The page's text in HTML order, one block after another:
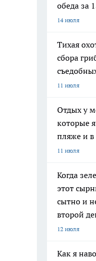
обеда за
14 июля
Тихая
сбора
11 июля
Отдых у
которые
пляже и
11 июля
Когда
этот
сытно и
второй
12 июля
Как я